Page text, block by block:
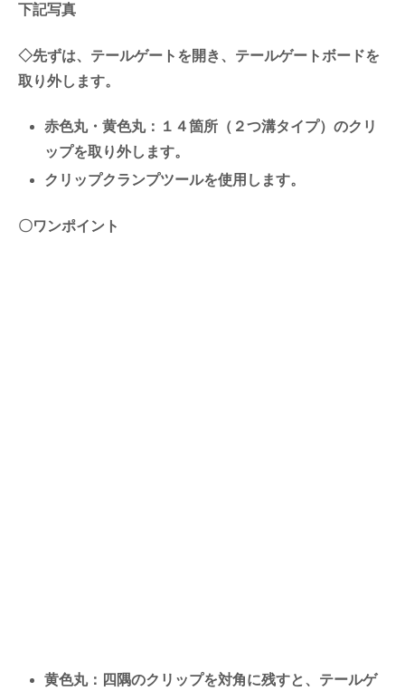
下記写真
◇先ずは、テールゲートを開き、テールゲートボードを
取り外します。
赤色丸・黄色丸：１４箇所（２つ溝タイプ）のクリ
ップを取り外します。
クリップクランプツールを使用します。
〇ワンポイント
黄色丸：四隅のクリップを対角に残すと、テールゲ